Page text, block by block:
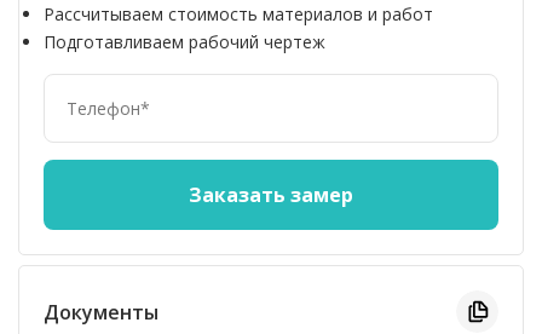
Рассчитываем стоимость материалов и работ
Подготавливаем рабочий чертеж
Документы